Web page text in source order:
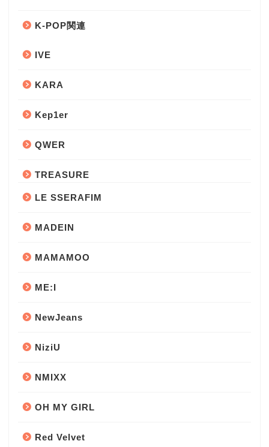
K-POP関連
IVE
KARA
Kep1er
QWER
TREASURE
LE SSERAFIM
MADEIN
MAMAMOO
ME:I
NewJeans
NiziU
NMIXX
OH MY GIRL
Red Velvet